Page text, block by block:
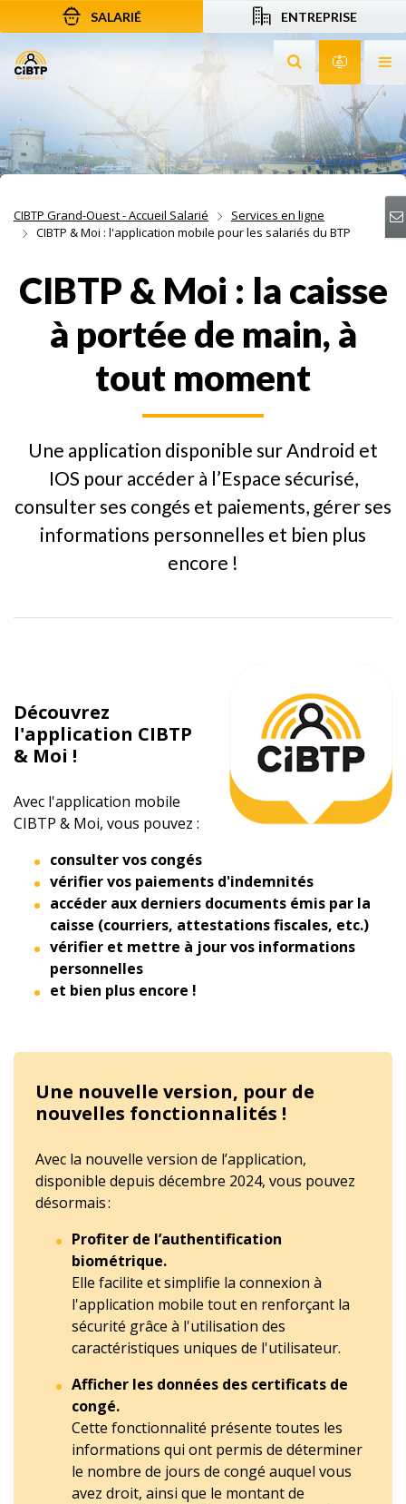
Aller au contenu
Aller à la recherche
Aller à la navigation
SALARIÉ ENTREPRISE
Rechercher sur
CIBTP Grand-Ouest - Accueil Salarié
Services en ligne
CIBTP & Moi : l'application mobile pour les salariés du BTP
CIBTP & Moi : la caisse
à portée de main, à
tout moment
Une application disponible sur Android et
IOS pour accéder à l’Espace sécurisé,
consulter ses congés et paiements, gérer ses
informations personnelles et bien plus
encore !
Découvrez
l'application CIBTP
& Moi !
Avec l'application mobile
CIBTP & Moi, vous pouvez :
consulter vos congés
vérifier vos paiements d'indemnités
accéder aux derniers documents émis par la
caisse (courriers, attestations fiscales, etc.)
vérifier et mettre à jour vos informations
personnelles
et bien plus encore !
Une nouvelle version, pour de
nouvelles fonctionnalités !
Avec la nouvelle version de l’application,
disponible depuis décembre 2024, vous pouvez
désormais :
Profiter de l’authentification
biométrique.
Elle facilite et simplifie la connexion à
l'application mobile tout en renforçant la
sécurité grâce à l'utilisation des
caractéristiques uniques de l'utilisateur.
Afficher les données des certificats de
congé.
Cette fonctionnalité présente toutes les
informations qui ont permis de déterminer
le nombre de jours de congé auquel vous
avez droit, ainsi que le montant de